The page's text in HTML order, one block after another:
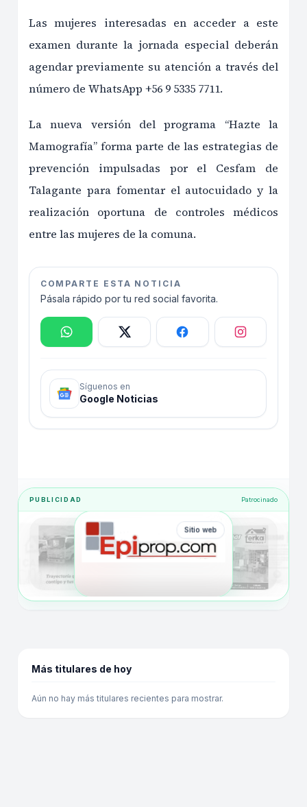
Las mujeres interesadas en acceder a este
examen durante la jornada especial deberán
agendar previamente su atención a través del
número de WhatsApp +56 9 5335 7711.
La nueva versión del programa “Hazte la
Mamografía” forma parte de las estrategias de
prevención impulsadas por el Cesfam de
Talagante para fomentar el autocuidado y la
realización oportuna de controles médicos
entre las mujeres de la comuna.
COMPARTE ESTA NOTICIA
Pásala rápido por tu red social favorita.
Síguenos en
Google Noticias
PUBLICIDAD Patrocinado
Sitio web
Más titulares de hoy
Aún no hay más titulares recientes para mostrar.